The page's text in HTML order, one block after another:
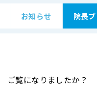
お知らせ 院長
ご覧になりましたか？